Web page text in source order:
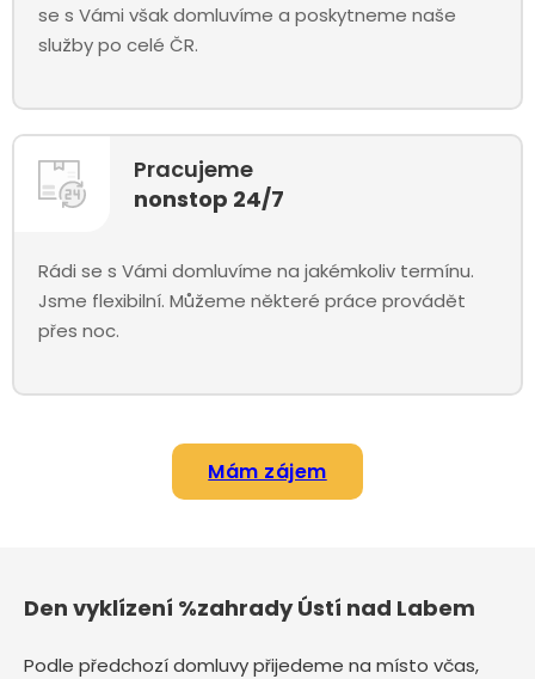
se s Vámi však domluvíme a poskytneme naše
služby po celé ČR.
Pracujeme
nonstop 24/7
Rádi se s Vámi domluvíme na jakémkoliv termínu.
Jsme flexibilní. Můžeme některé práce provádět
přes noc.
Mám zájem
Den vyklízení %zahrady Ústí nad Labem
Podle předchozí domluvy přijedeme na místo včas,